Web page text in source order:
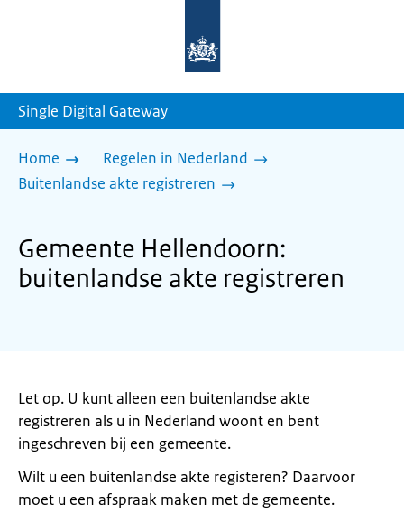
homepage
Single Digital Gateway
Home
Regelen in Nederland
Buitenlandse akte registreren
Gemeente Hellendoorn:
buitenlandse akte registreren
Let op. U kunt alleen een buitenlandse akte
registreren als u in Nederland woont en bent
ingeschreven bij een gemeente.
Wilt u een buitenlandse akte registeren? Daarvoor
moet u een afspraak maken met de gemeente.